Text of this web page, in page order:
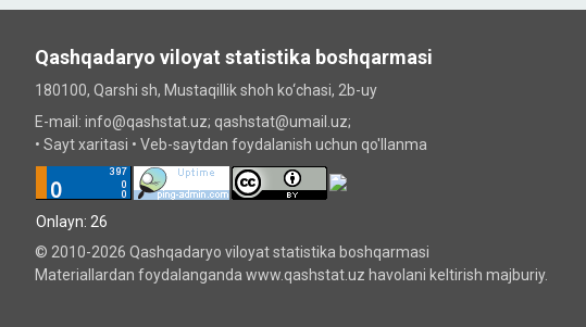
Qashqadaryo viloyat statistika boshqarmasi
180100, Qarshi sh, Mustаqillik shoh ko‘chаsi, 2b-uy
E-mail: info@qashstat.uz; qashstat@umail.uz;
• Sayt xaritasi • Veb-saytdan foydalanish uchun qo'llanma
Onlayn: 26
© 2010-2026 Qashqadaryo viloyat statistika boshqarmasi
Materiallardan foydalanganda www.qashstat.uz havolani keltirish majburiy.